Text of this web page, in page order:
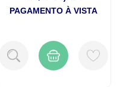
PAGAMENTO À VISTA